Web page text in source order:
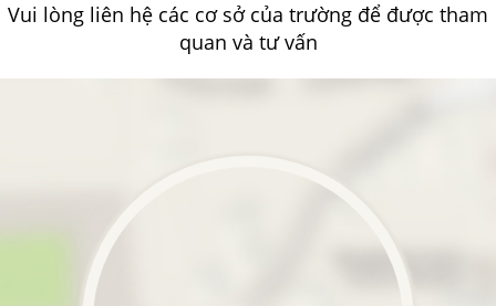
Vui lòng liên hệ các cơ sở của trường để được tham
quan và tư vấn